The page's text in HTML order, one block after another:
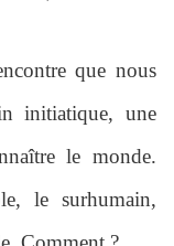
que nous
initiatique, une
le monde.
le surhumain,